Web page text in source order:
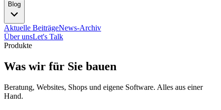
Blog
Aktuelle BeiträgeNews-Archiv
Über unsLet's Talk
Produkte
Was wir für Sie bauen
Beratung, Websites, Shops und eigene Software. Alles aus einer
Hand.